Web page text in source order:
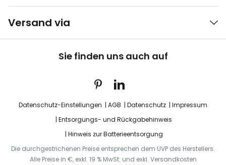
Versand via
Sie finden uns auch auf
Datenschutz-Einstellungen AGB Datenschutz
Impressum
Entsorgungs- und Rückgabehinweis
Hinweis zur Batterieentsorgung
Die durchgestrichenen Preise entsprechen dem UVP des Herstellers.
Alle Preise in €, exkl. 19 % MwSt. und exkl. Versandkosten